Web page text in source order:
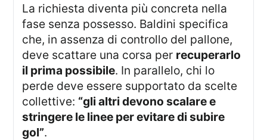
La richiesta diventa più concreta nella
fase senza possesso. Baldini specifica
che, in assenza di controllo del pallone,
deve scattare una corsa per recuperarlo
il prima possibile. In parallelo, chi lo
perde deve essere supportato da scelte
collettive: “gli altri devono scalare e
stringere le linee per evitare di subire
gol”.